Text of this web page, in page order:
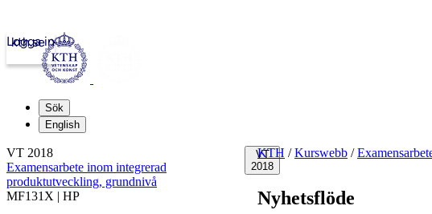
kth.se
Logga in
Sök
English
VT
2018
KTH / Kurswebb /
Nyhetsflöde
VT 2018
Examensarbete inom integrerad
produktutveckling, grundnivå
MF131X | HP